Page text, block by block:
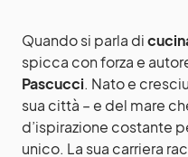
Quando si parla di
spicca con forza e
Pascucci. Nato e
sua città – e del mare
d’ispirazione costante
unico. La sua carriera